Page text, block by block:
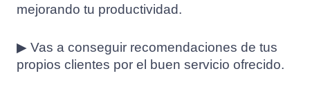
mejorando tu productividad.
▶ Vas a conseguir recomendaciones de tus
propios clientes por el buen servicio ofrecido.